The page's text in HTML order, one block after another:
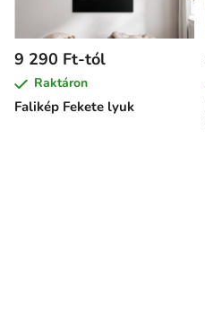
Falikép Fekete lyuk
9 290 Ft-tól
Raktáron